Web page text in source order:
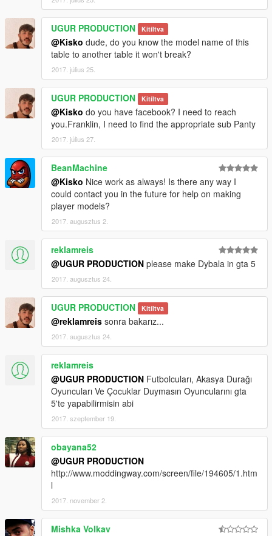
UGUR PRODUCTION Kitíltva
@Kisko dude, do you know the model name of this
table to another table it won't break?
2017. július 25.
UGUR PRODUCTION Kitíltva
@Kisko do you have facebook? I need to reach
you.Franklin, I need to find the appropriate sub Panty
2017. július 27.
BeanMachine
@Kisko Nice work as always! Is there any way I
could contact you in the future for help on making
player models?
2017. augusztus 2.
reklamreis
@UGUR PRODUCTION please make Dybala in gta 5
2017. augusztus 24.
UGUR PRODUCTION Kitíltva
@reklamreis sonra bakarız...
2017. augusztus 24.
reklamreis
@UGUR PRODUCTION Futbolcuları, Akasya Durağı
Oyuncuları Ve Çocuklar Duymasın Oyuncularını gta
5'te yapabilirmisin abi
2017. szeptember 19.
obayana52
@UGUR PRODUCTION
http://www.moddingway.com/screen/file/194605/1.htm
l
2017. november 2.
Mishka Volkav